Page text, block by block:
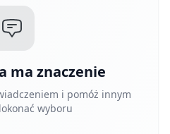
ma znaczenie
i pomóż innym
wyboru